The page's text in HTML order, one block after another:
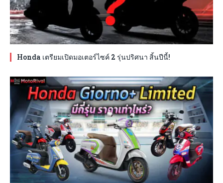
Honda เตรียมเปิดมอเตอร์ไซค์ 2 รุ่นปริศนา สิ้นปีนี้!